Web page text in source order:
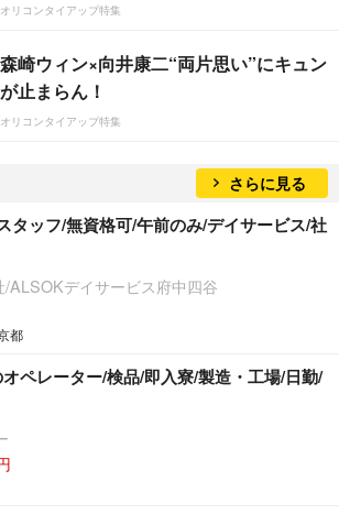
オリコンタイアップ特集
森崎ウィン×向井康二“両片思い”にキュン
が止まらん！
オリコンタイアップ特集
さらに見る
タッフ/無資格可/午前のみ/デイサービス/社
ALSOKデイサービス府中四谷
都
オペレーター/検品/即入寮/製造・工場/日勤/